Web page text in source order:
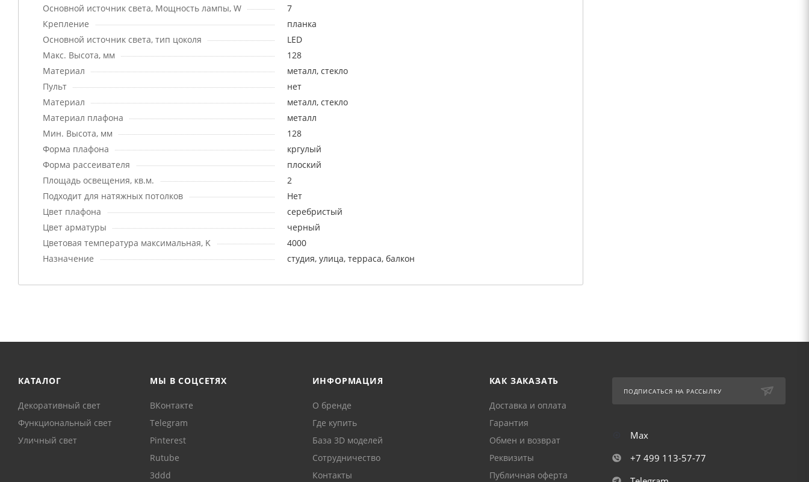
Основной источник света, Мощность лампы, W
7
Крепление
планка
Основной источник света, тип цоколя
LED
Макс. Высота, мм
128
Материал
металл, стекло
Пульт
нет
Материал
металл, стекло
Материал плафона
металл
Мин. Высота, мм
128
Форма плафона
кргулый
Форма рассеивателя
плоский
Площадь освещения, кв.м.
2
Подходит для натяжных потолков
Нет
Цвет плафона
серебристый
Цвет арматуры
черный
Цветовая температура максимальная, K
4000
Назначение
студия, улица, терраса, балкон
КАТАЛОГ
Декоративный свет
Функциональный свет
Уличный свет
МЫ В СОЦСЕТЯХ
ВКонтакте
Telegram
Pinterest
Rutube
3ddd
ИНФОРМАЦИЯ
О бренде
Где купить
База 3D моделей
Сотрудничество
Контакты
КАК ЗАКАЗАТЬ
Доставка и оплата
Гарантия
Обмен и возврат
Реквизиты
Публичная оферта
ПОДПИСАТЬСЯ НА РАССЫЛКУ
Max
+7 499 113-57-77